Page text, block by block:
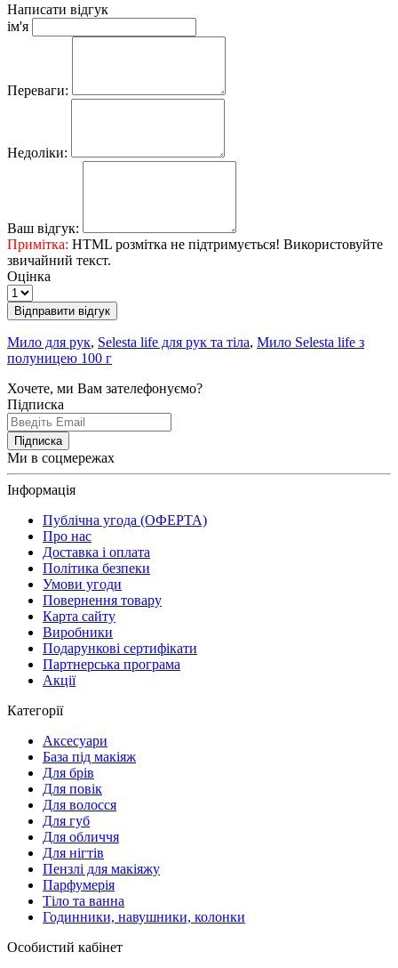
Написати відгук
ім'я
Переваги:
Недоліки:
Ваш відгук:
Примітка: HTML розмітка не підтримується! Використовуйте
звичайний текст.
Оцінка
Відправити відгук
Мило для рук, Selesta life для рук та тіла, Мило Selesta life з
полуницею 100 г
Хочете, ми Вам зателефонуємо?
Підписка
Підписка
Ми в соцмережах
Інформація
Публічна угода (ОФЕРТА)
Про нас
Доставка і оплата
Політика безпеки
Умови угоди
Повернення товару
Карта сайту
Виробники
Подарункові сертифікати
Партнерська програма
Акції
Категорії
Аксесуари
База під макіяж
Для брів
Для повік
Для волосся
Для губ
Для обличчя
Для нігтів
Пензлі для макіяжу
Парфумерія
Тіло та ванна
Годинники, навушники, колонки
Особистий кабінет